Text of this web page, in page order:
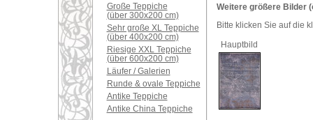
Große Teppiche
(über 300x200 cm)
Sehr große XL Teppiche
(über 400x200 cm)
Riesige XXL Teppiche
(über 600x200 cm)
Läufer / Galerien
Runde & ovale Teppiche
Antike Teppiche
Antike China Teppiche
Weitere größere Bilder
Bitte klicken Sie auf die
Hauptbild